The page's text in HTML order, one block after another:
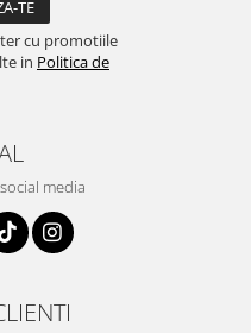
cu promotiile
in Politica de
media